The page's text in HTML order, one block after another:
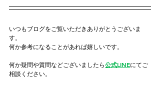
いつもブログをご覧いただきありがとうございま
す。
何か参考になることがあれば嬉しいです。
何か疑問や質問などございましたら公式LINEにてご
相談ください。